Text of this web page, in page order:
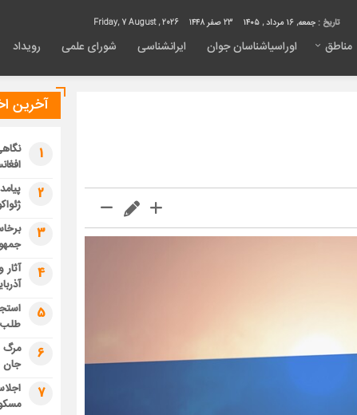
تاریخ : جمعه, ۱۶ مرداد , ۱۴۰۵ 23 صفر 1448
مناطق اوراسیاشناسان جوان ایرانشناسی شورای علمی رویداد
آخرین
1
2
3
4
5
طلب
6
مرگ
جان
7